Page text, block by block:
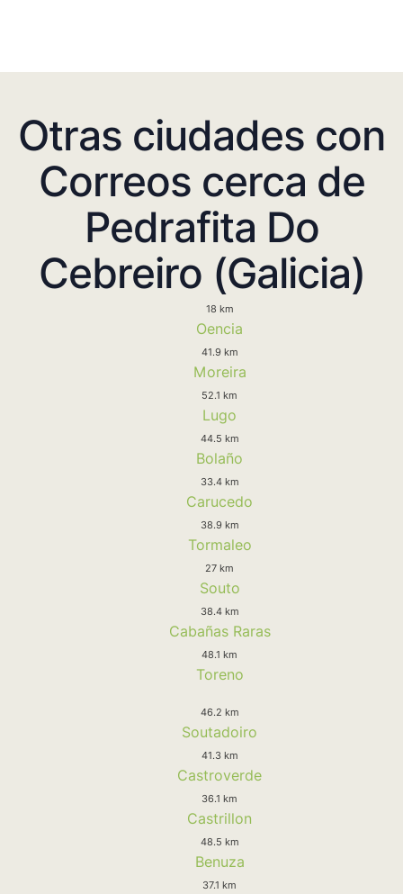
Otras ciudades con
Correos cerca de
Pedrafita Do
Cebreiro (Galicia)
18 km
Oencia
41.9 km
Moreira
52.1 km
Lugo
44.5 km
Bolaño
33.4 km
Carucedo
38.9 km
Tormaleo
27 km
Souto
38.4 km
Cabañas Raras
48.1 km
Toreno
46.2 km
Soutadoiro
41.3 km
Castroverde
36.1 km
Castrillon
48.5 km
Benuza
37.1 km